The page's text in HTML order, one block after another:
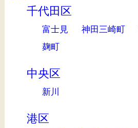
千代田区
富士見 神田三崎町
麹町
中央区
新川
港区